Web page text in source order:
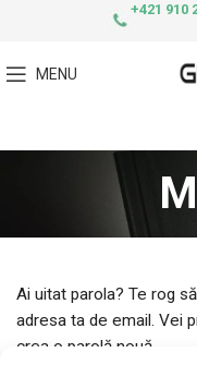
+421 910
MENU
Ai uitat parola? Te rog
adresa ta de email. Vei
crea o parolă nouă.